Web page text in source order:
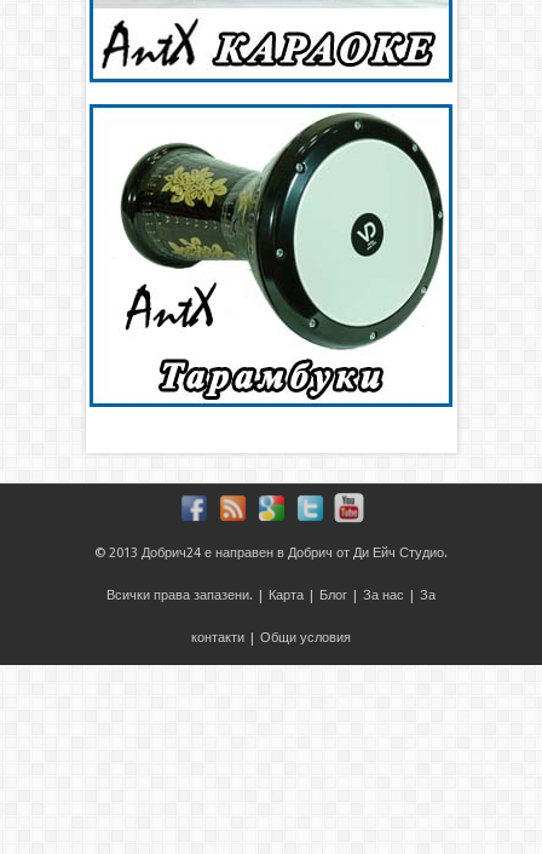
© 2013 Добрич24 е направен в Добрич от Ди Ейч Студио.
Всички права запазени. | Карта | Блог | За нас | За
контакти | Общи условия